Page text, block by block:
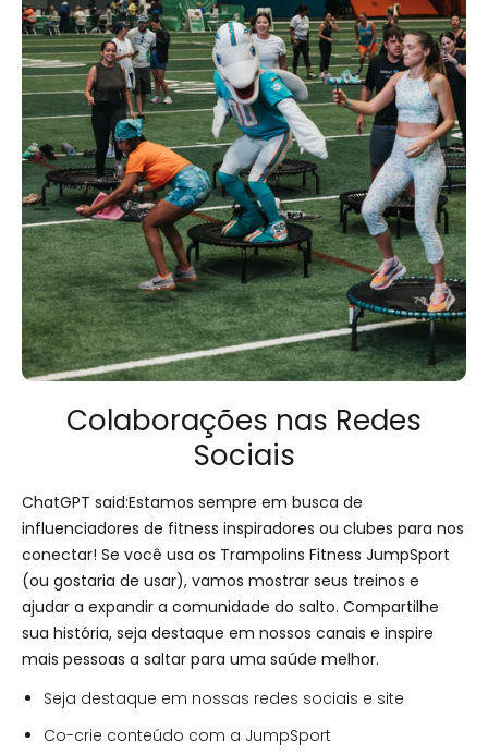
Colaborações nas Redes
Sociais
ChatGPT said:Estamos sempre em busca de
influenciadores de fitness inspiradores ou clubes para nos
conectar! Se você usa os Trampolins Fitness JumpSport
(ou gostaria de usar), vamos mostrar seus treinos e
ajudar a expandir a comunidade do salto. Compartilhe
sua história, seja destaque em nossos canais e inspire
mais pessoas a saltar para uma saúde melhor.
Seja destaque em nossas redes sociais e site
Co-crie conteúdo com a JumpSport